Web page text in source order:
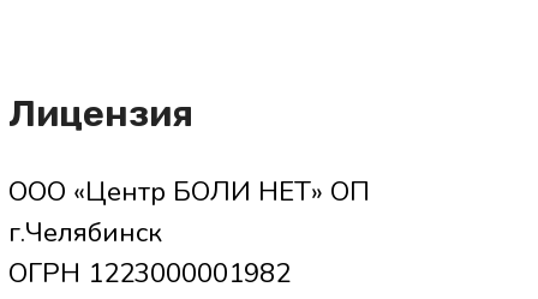
Управление Федеральной
защиты прав потребителей и
благополучия человека
(Роспотребнадзор) по
Челябинской области